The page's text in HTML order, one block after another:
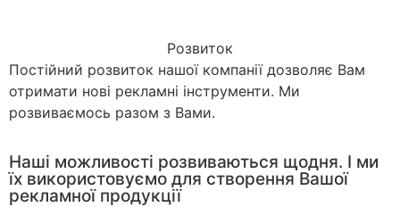
Розвиток
Постійний розвиток нашої компанії дозволяє Вам
отримати нові рекламні інструменти. Ми
розвиваємось разом з Вами.
Наші можливості розвиваються щодня. І ми
їх використовуємо для створення Вашої
рекламної продукції